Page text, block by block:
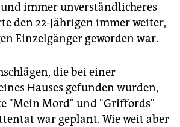
und immer unverständlicheres
den 22-Jährigen immer weiter,
Einzelgänger geworden war.
die bei einer
Hauses gefunden wurden,
"Mein Mord" und "Griffords"
war geplant. Wie weit aber